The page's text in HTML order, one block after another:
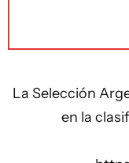
La Selección
en la